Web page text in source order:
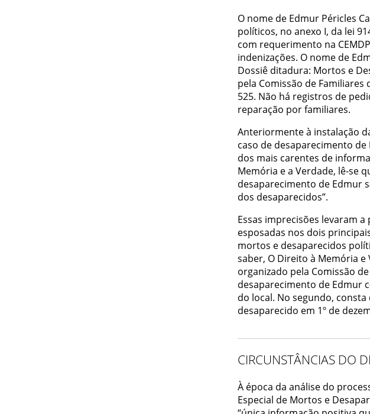
O nome de Edmur Péricles
políticos, no anexo I, da lei
com requerimento na
indenizações. O nome de
Dossiê ditadura: Mortos e
pela Comissão de
525. Não há registros de
reparação por familiares.
Anteriormente à instalação
caso de desaparecimento
dos mais carentes de
Memória e a Verdade, lê-se
desaparecimento de Edmur
dos desaparecidos”.
Essas imprecisões levaram
esposadas nos dois
mortos e desaparecidos
saber, O Direito à Memória e
organizado pela Comissão
desaparecimento de Edmur
do local. No segundo,
desaparecido em 1º de
CIRCUNSTÂNCIAS DO
À época da análise do
Especial de Mortos e